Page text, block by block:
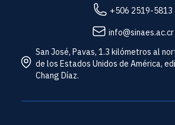
+506 2519-5813
info@sinaes.ac.cr
San José, Pavas, 1.3 kilómetros al
de los Estados Unidos de América,
Chang Díaz.